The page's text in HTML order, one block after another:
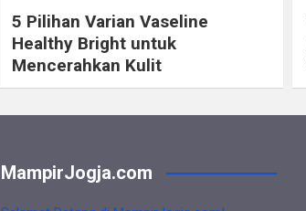
5 Pilihan Varian Vaseline
Healthy Bright untuk
Mencerahkan Kulit
MampirJogja.com